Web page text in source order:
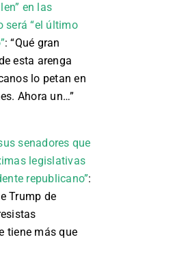
en las
será “el último
: “Qué gran
esta arenga
lo petan en
Ahora un…”
senadores que
legislativas
republicano”:
Trump de
tiene más que